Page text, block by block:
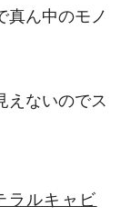
真ん中のモノ
えないのでス
ラルキャビ